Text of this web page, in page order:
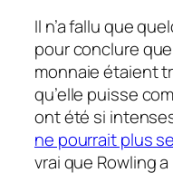
Il n’a fallu que
pour conclure
monnaie étaient
qu’elle puisse
ont été si
ne pourrait plus
vrai que Rowling